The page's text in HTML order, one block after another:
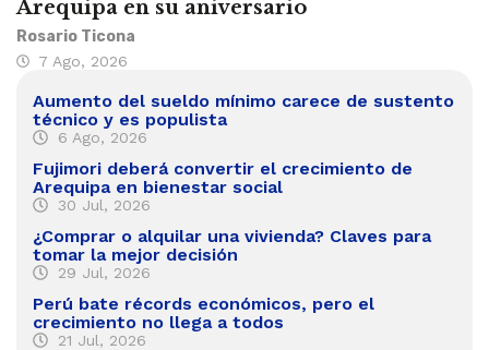
Arequipa en su aniversario
Rosario Ticona
7 Ago, 2026
Aumento del sueldo mínimo carece de sustento
técnico y es populista
6 Ago, 2026
Fujimori deberá convertir el crecimiento de
Arequipa en bienestar social
30 Jul, 2026
¿Comprar o alquilar una vivienda? Claves para
tomar la mejor decisión
29 Jul, 2026
Perú bate récords económicos, pero el
crecimiento no llega a todos
21 Jul, 2026